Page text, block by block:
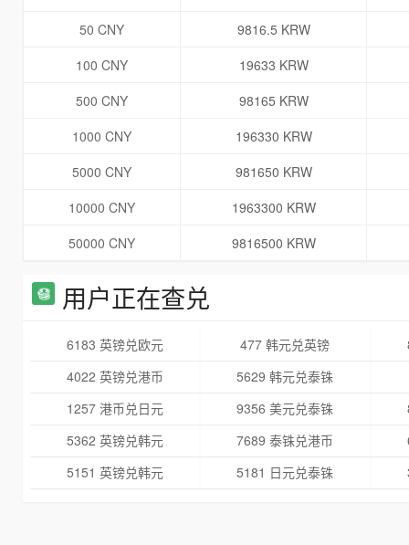
50 CNY
9816.5 KRW
100 CNY
19633 KRW
500 CNY
98165 KRW
1000 CNY
196330 KRW
5000 CNY
981650 KRW
10000 CNY
1963300 KRW
50000 CNY
9816500 KRW
用户正在查兑
6183 英镑兑欧元 477 韩元兑英镑
4022 英镑兑港币
5629 韩元兑泰铢
1257 港币兑日元
9356 美元兑泰铢
5362 英镑兑韩元
7689 泰铢兑港币
5151 英镑兑韩元
5181 日元兑泰铢